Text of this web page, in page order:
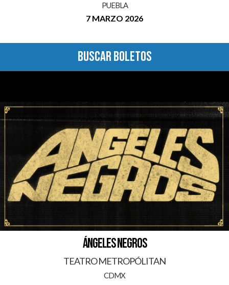
PUEBLA
7 MARZO 2026
BUSCAR BOLETOS
ÁNGELES NEGROS
TEATRO METROPÓLITAN
CDMX